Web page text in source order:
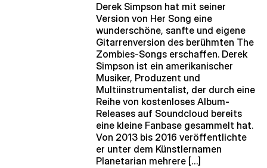
Derek Simpson hat mit seiner
Version von Her Song eine
wunderschöne, sanfte und eigene
Gitarrenversion des berühmten The
Zombies-Songs erschaffen. Derek
Simpson ist ein amerikanischer
Musiker, Produzent und
Multiinstrumentalist, der durch eine
Reihe von kostenloses Album-
Releases auf Soundcloud bereits
eine kleine Fanbase gesammelt hat.
Von 2013 bis 2016 veröffentlichte
er unter dem Künstlernamen
Planetarian mehrere […]